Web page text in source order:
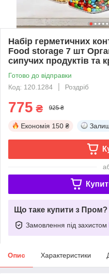
Набір герметичних
Food storage 7 шт
сипучих продуктів та
Готово до відправки
Код: 120.1284
Роздріб
775 ₴ 925 ₴
Економія 150 ₴
Що таке купити з Пром?
Замовлення під захистом
Опис Характеристики